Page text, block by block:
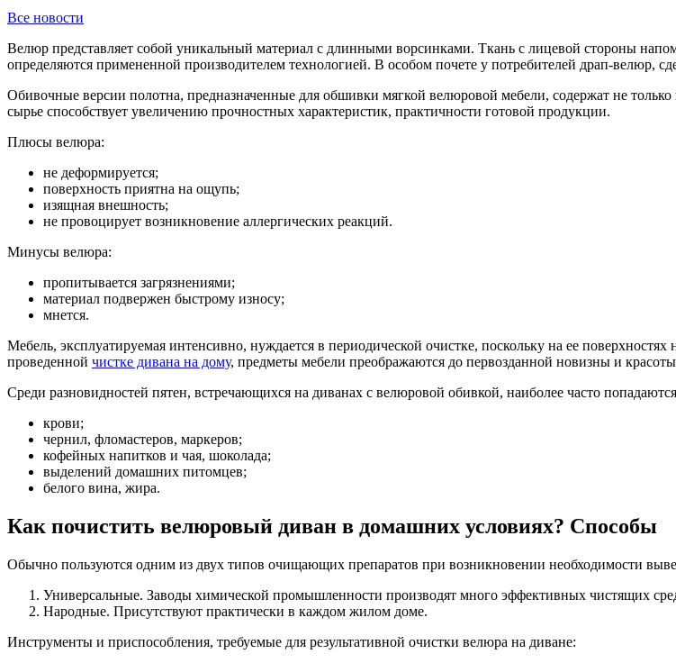
Все новости
Велюр представляет собой уникальный материал с длинными ворсинками. Ткань с лицевой стороны
определяются примененной производителем технологией. В особом почете у потребителей драп-велюр,
Обивочные версии полотна, предназначенные для обшивки мягкой велюровой мебели, содержат не
сырье способствует увеличению прочностных характеристик, практичности готовой продукции.
Плюсы велюра:
не деформируется;
поверхность приятна на ощупь;
изящная внешность;
не провоцирует возникновение аллергических реакций.
Минусы велюра:
пропитывается загрязнениями;
материал подвержен быстрому износу;
мнется.
Мебель, эксплуатируемая интенсивно, нуждается в периодической очистке, поскольку на ее
проведенной чистке дивана на дому, предметы мебели преображаются до первозданной новизны и
Среди разновидностей пятен, встречающихся на диванах с велюровой обивкой, наиболее часто
крови;
чернил, фломастеров, маркеров;
кофейных напитков и чая, шоколада;
выделений домашних питомцев;
белого вина, жира.
Как почистить велюровый диван в домашних условиях? Способы
Обычно пользуются одним из двух типов очищающих препаратов при возникновении необходимости
Универсальные. Заводы химической промышленности производят много эффективных чистящих
Народные. Присутствуют практически в каждом жилом доме.
Инструменты и приспособления, требуемые для результативной очистки велюра на диване: